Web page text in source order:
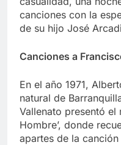
canciones con la
de su hijo José
Canciones a
En el año 1971,
natural de
Vallenato presentó el
Hombre’, donde
apartes de la canción